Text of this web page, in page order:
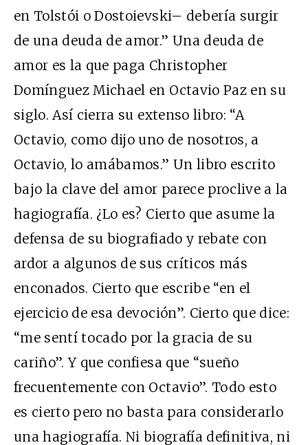
en Tolstói o Dostoievski– debería surgir
de una deuda de amor.” Una deuda de
amor es la que paga Christopher
Domínguez Michael en Octavio Paz en su
siglo. Así cierra su extenso libro: “A
Octavio, como dijo uno de nosotros, a
Octavio, lo amábamos.” Un libro escrito
bajo la clave del amor parece proclive a la
hagiografía. ¿Lo es? Cierto que asume la
defensa de su biografiado y rebate con
ardor a algunos de sus críticos más
enconados. Cierto que escribe “en el
ejercicio de esa devoción”. Cierto que dice:
“me sentí tocado por la gracia de su
cariño”. Y que confiesa que “sueño
frecuentemente con Octavio”. Todo esto
es cierto pero no basta para considerarlo
una hagiografía. Ni biografía definitiva, ni